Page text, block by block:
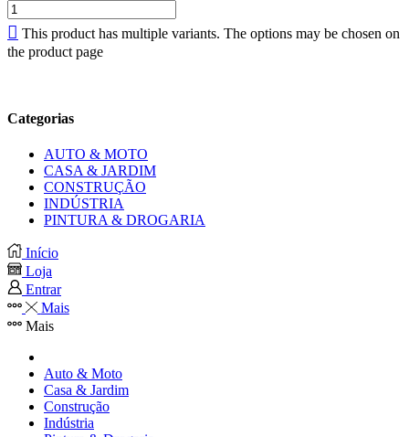
This product has multiple variants. The options may be chosen on
the product page
Categorias
AUTO & MOTO
CASA & JARDIM
CONSTRUÇÃO
INDÚSTRIA
PINTURA & DROGARIA
Início
Loja
Entrar
Mais
Mais
Auto & Moto
Casa & Jardim
Construção
Indústria